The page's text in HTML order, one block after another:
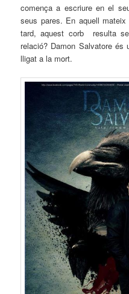
comença a escriure en el
seus pares. En aquell
tard, aquest corb resulta
relació? Damon Salvatoreés
lligat a la mort.